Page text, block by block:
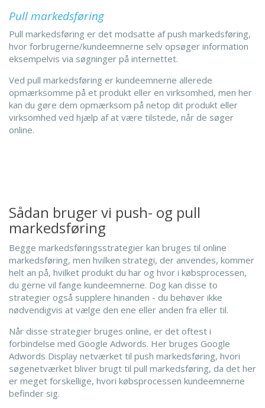
Pull markedsføring
Pull markedsføring er det modsatte af push markedsføring,
hvor forbrugerne/kundeemnerne selv opsøger information
eksempelvis via søgninger på internettet.
Ved pull markedsføring er kundeemnerne allerede
opmærksomme på et produkt eller en virksomhed, men her
kan du gøre dem opmærksom på netop dit produkt eller
virksomhed ved hjælp af at være tilstede, når de søger
online.
Sådan bruger vi push- og pull
markedsføring
Begge markedsføringsstrategier kan bruges til online
markedsføring, men hvilken strategi, der anvendes, kommer
helt an på, hvilket produkt du har og hvor i købsprocessen,
du gerne vil fange kundeemnerne. Dog kan disse to
strategier også supplere hinanden - du behøver ikke
nødvendigvis at vælge den ene eller anden fra eller til.
Når disse strategier bruges online, er det oftest i
forbindelse med Google Adwords. Her bruges Google
Adwords Display netværket til push markedsføring, hvori
søgenetværket bliver brugt til pull markedsføring, da det her
er meget forskellige, hvori købsprocessen kundeemnerne
befinder sig.